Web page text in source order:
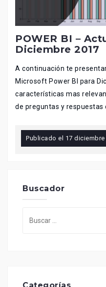
POWER BI –
Diciembre 2017
A continuación te
Microsoft Power BI para
características mas
de preguntas y respuestas
Publicado el 17 diciembre
Buscador
Categorías